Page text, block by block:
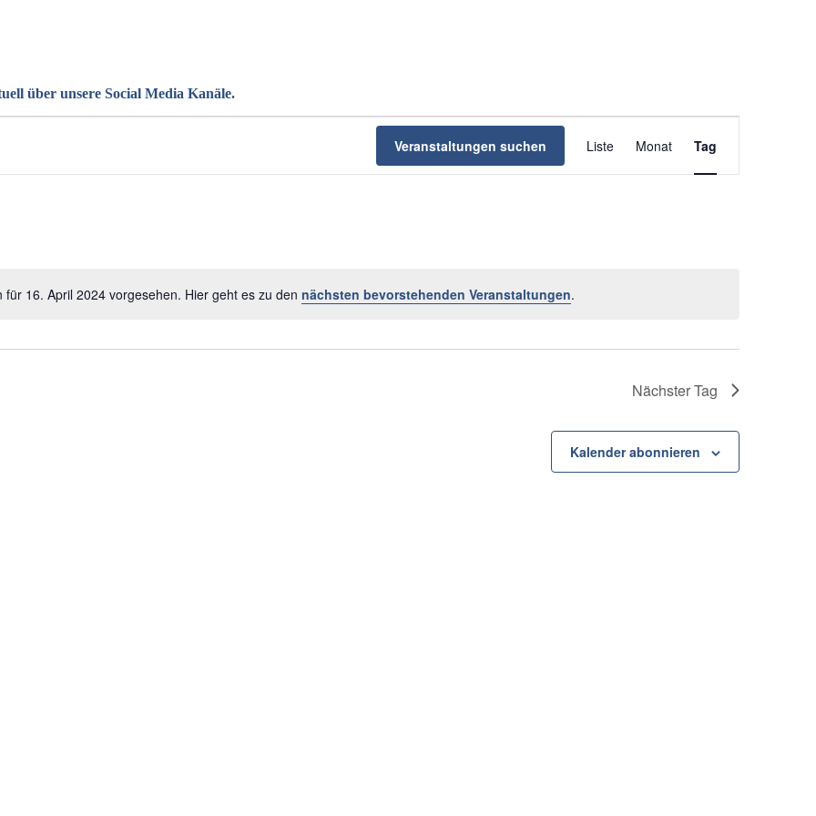
über unsere Social Media Kanäle.
Hinweis
für 16. April 2024 vorgesehen. Hier geht es zu den nächsten bevorstehenden Veranstaltungen.
Veranstaltungen suchen
Ansichten-
Liste Monat Tag
Nächster Tag
Kalender abonnieren